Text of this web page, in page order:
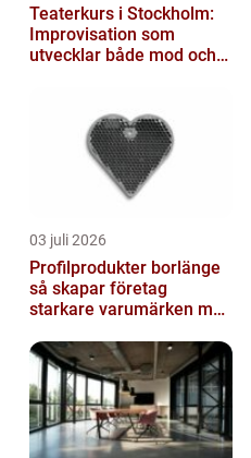
Teaterkurs i Stockholm:
Improvisation som
utvecklar både mod och
03 juli 2026
Profilprodukter borlänge
så skapar företag
starkare varumärken med